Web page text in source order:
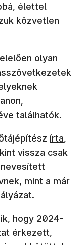
élettel
közvetlen
olyan
találhatók.
írta,
vissza csak
mint a már
hogy 2024-
érkezett,